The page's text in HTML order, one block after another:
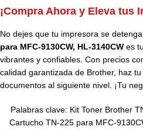
¡Compra Ahora y Eleva tus
No dejes que tu impresora se
para MFC-9130CW, HL-3140CW es
vibrantes y confiables. Con precios
calidad garantizada de Brother, haz
documentos al siguiente nivel. ¡Tu
Palabras clave: Kit Toner Brother
Cartucho TN-225 para MFC-